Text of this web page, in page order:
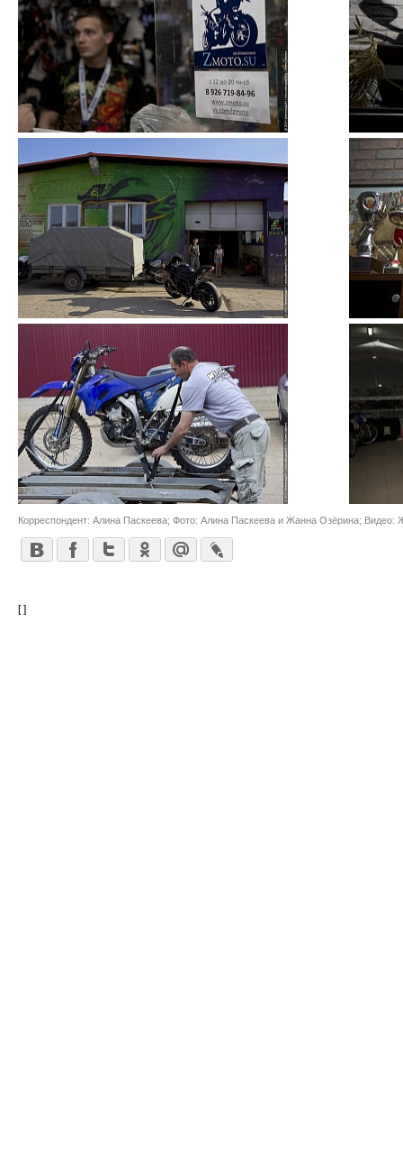
Корреспондент: Алина Паскеева; Фото: Алина Паскеева и Жанна Озёрина; Видео:
[ ]